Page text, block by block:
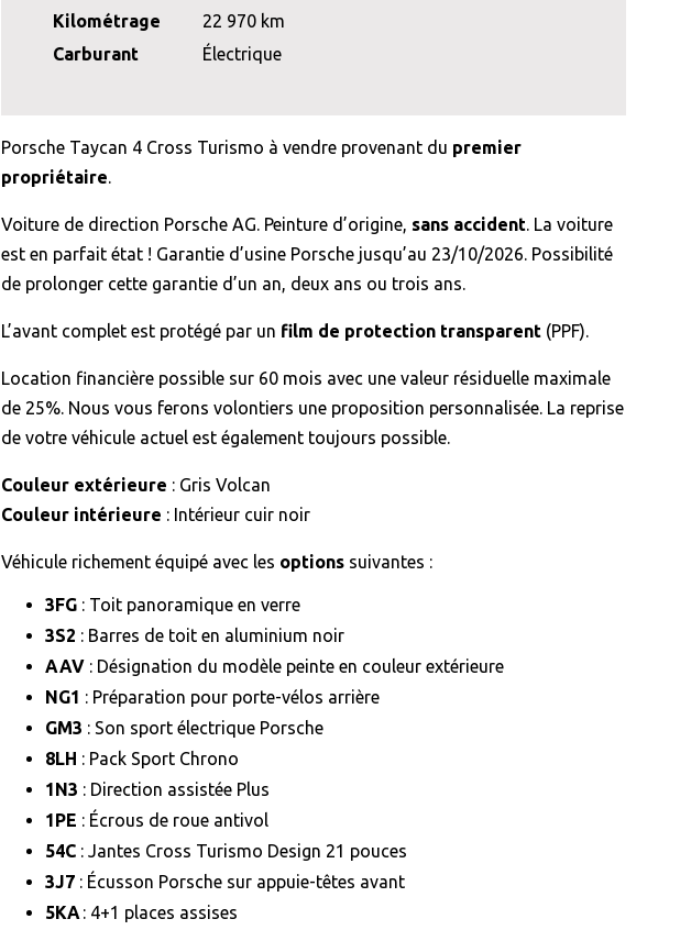
Kilométrage
22 970 km
Carburant
Électrique
Porsche Taycan 4 Cross Turismo à vendre provenant du premier
propriétaire.
Voiture de direction Porsche AG. Peinture d’origine, sans accident. La voiture
est en parfait état ! Garantie d’usine Porsche jusqu’au 23/10/2026. Possibilité
de prolonger cette garantie d’un an, deux ans ou trois ans.
L’avant complet est protégé par un film de protection transparent (PPF).
Location financière possible sur 60 mois avec une valeur résiduelle maximale
de 25%. Nous vous ferons volontiers une proposition personnalisée. La reprise
de votre véhicule actuel est également toujours possible.
Couleur extérieure : Gris Volcan
Couleur intérieure : Intérieur cuir noir
Véhicule richement équipé avec les options suivantes :
3FG : Toit panoramique en verre
3S2 : Barres de toit en aluminium noir
AAV : Désignation du modèle peinte en couleur extérieure
NG1 : Préparation pour porte-vélos arrière
GM3 : Son sport électrique Porsche
8LH : Pack Sport Chrono
1N3 : Direction assistée Plus
1PE : Écrous de roue antivol
54C : Jantes Cross Turismo Design 21 pouces
3J7 : Écusson Porsche sur appuie-têtes avant
5KA : 4+1 places assises